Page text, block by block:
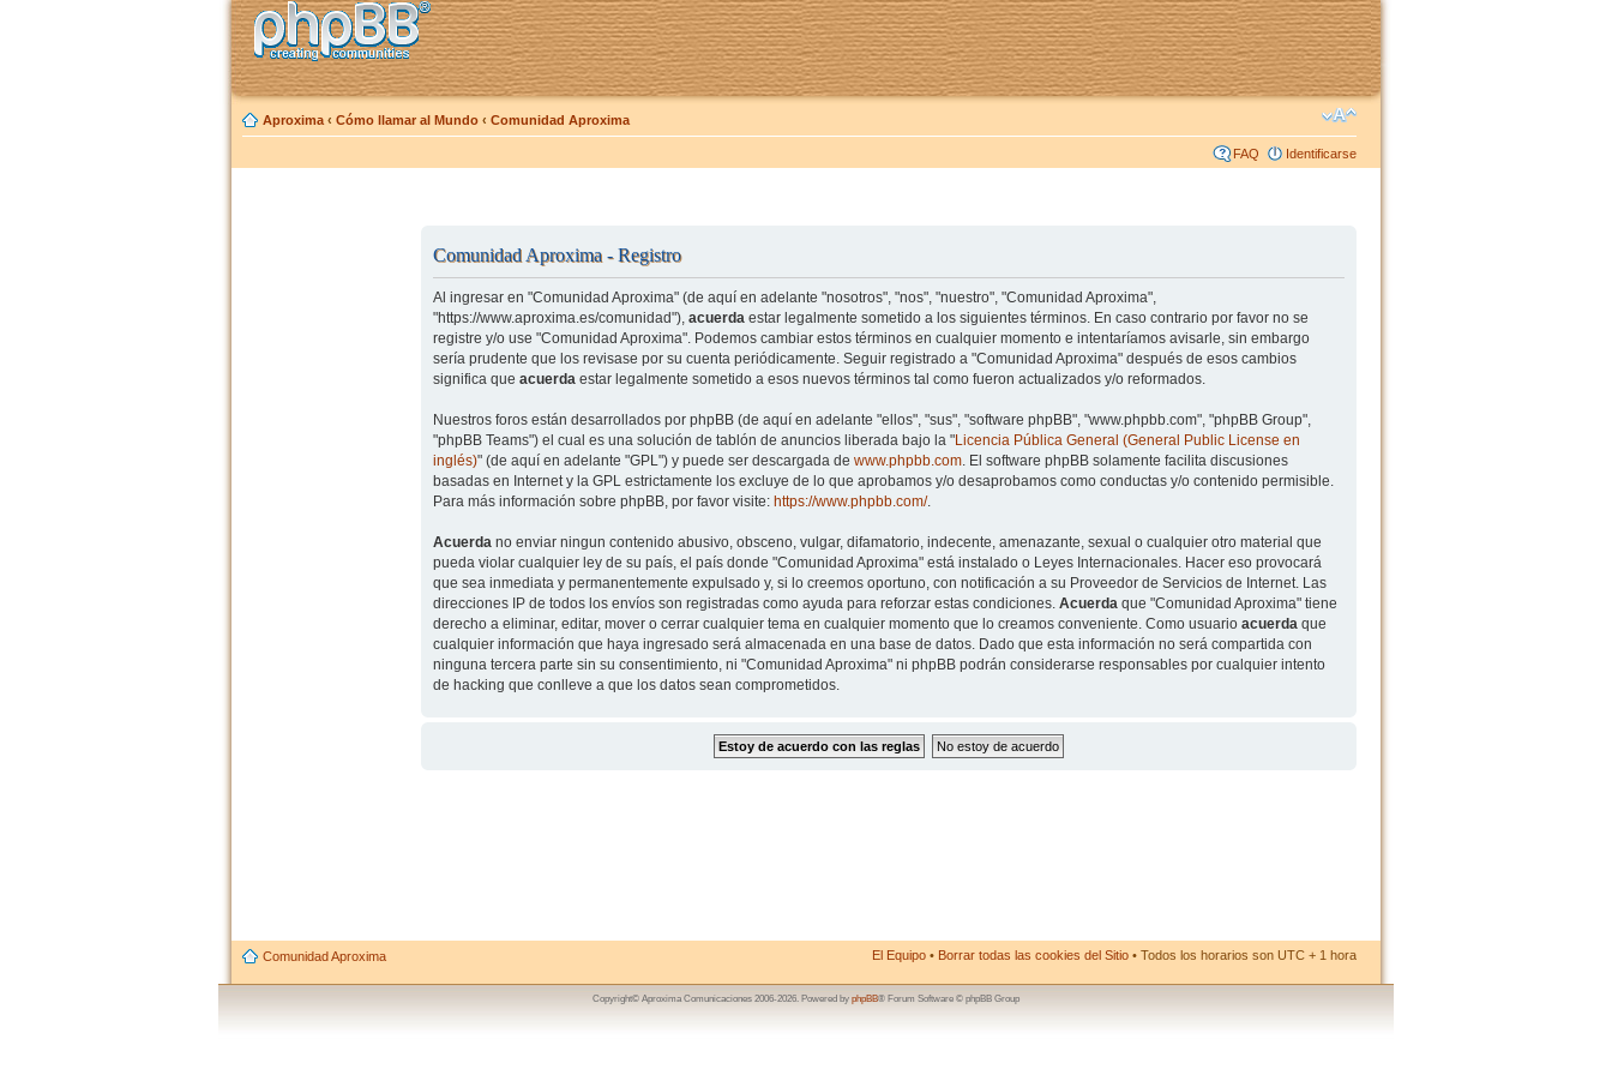
Aproxima ‹ Cómo llamar al Mundo ‹ Comunidad Aproxima
FAQ Identificarse
Comunidad Aproxima - Registro
Al ingresar en "Comunidad Aproxima" (de aquí en adelante "nosotros", "nos", "nuestro", "Comunidad Aproxima",
"https://www.aproxima.es/comunidad"), acuerdaestar legalmente sometido a los siguientes términos. En caso contrario por favor no se
registre y/o use "Comunidad Aproxima". Podemos cambiar estos términos en cualquier momento e intentaríamos avisarle, sin embargo
sería prudente que los revisase por su cuenta periódicamente. Seguir registrado a "Comunidad Aproxima" después de esos cambios
significa que acuerdaestar legalmente sometido a esos nuevos términos tal como fueron actualizados y/o reformados.
Nuestros foros están desarrollados por phpBB (de aquí en adelante "ellos", "sus", "software phpBB", "www.phpbb.com", "phpBB Group",
"phpBB Teams") el cual es una solución de tablón de anuncios liberada bajo la "Licencia Pública General (General Public License en
inglés)" (de aquí en adelante "GPL") y puede ser descargada de www.phpbb.com. El software phpBB solamente facilita discusiones
basadas en Internet y la GPL estrictamente los excluye de lo que aprobamos y/o desaprobamos como conductas y/o contenido permisible.
Para más información sobre phpBB, por favor visite: https://www.phpbb.com/.
Acuerdano enviar ningun contenido abusivo, obsceno, vulgar, difamatorio, indecente, amenazante, sexual o cualquier otro material que
pueda violar cualquier ley de su país, el país donde "Comunidad Aproxima" está instalado o Leyes Internacionales. Hacer eso provocará
que sea inmediata y permanentemente expulsado y, si lo creemos oportuno, con notificación a su Proveedor de Servicios de Internet. Las
direcciones IP de todos los envíos son registradas como ayuda para reforzar estas condiciones. Acuerdaque "Comunidad Aproxima" tiene
derecho a eliminar, editar, mover o cerrar cualquier tema en cualquier momento que lo creamos conveniente. Como usuario acuerdaque
cualquier información que haya ingresado será almacenada en una base de datos. Dado que esta información no será compartida con
ninguna tercera parte sin su consentimiento, ni "Comunidad Aproxima" ni phpBB podrán considerarse responsables por cualquier intento
de hacking que conlleve a que los datos sean comprometidos.
Comunidad Aproxima El Equipo • Borrar todas las cookies del Sitio • Todos los horarios son UTC + 1 hora
Copyright© Aproxima Comunicaciones 2006-2026. Powered by phpBB® Forum Software © phpBB Group